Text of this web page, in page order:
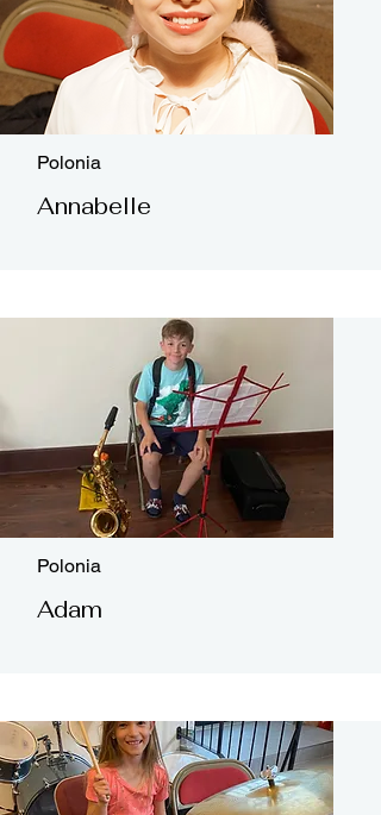
Polonia
Annabelle
Polonia
Adam